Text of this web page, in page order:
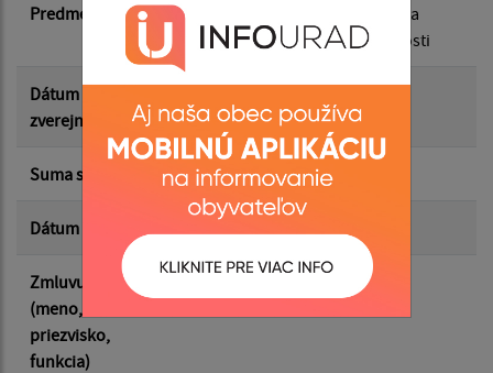
Suma do:
Typ:
Predmet
Zmluva o vzájomnej spolupráci a
Dohoda o hmotnej zodpovednosti
Dátum
zverejnenia
Suma s DPH* 0.00 €
Dátum uzavretia 29.05.2026
Zmluvu uzavrel
(meno,
priezvisko,
funkcia)